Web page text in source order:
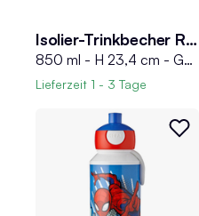
Isolier-Trinkbecher REFRESHING
850 ml - H 23,4 cm - Gelb matt - Edelstahl 18/8 - mit Deckel und Strohhalm
Lieferzeit 1 - 3 Tage